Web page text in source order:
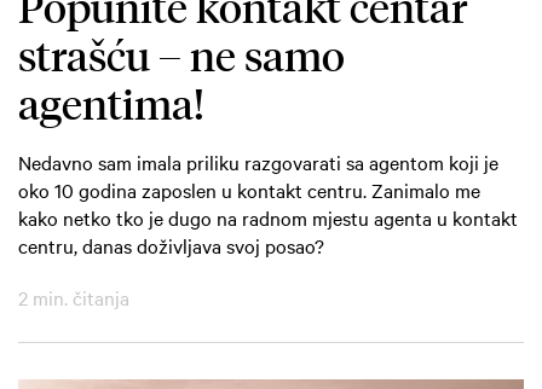
strašću – ne samo
agentima!
Nedavno sam imala priliku razgovarati sa agentom koji je
oko 10 godina zaposlen u kontakt centru. Zanimalo me
kako netko tko je dugo na radnom mjestu agenta u kontakt
centru, danas doživljava svoj posao?
2 min. čitanja